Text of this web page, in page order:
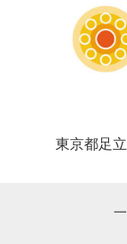
東京都足